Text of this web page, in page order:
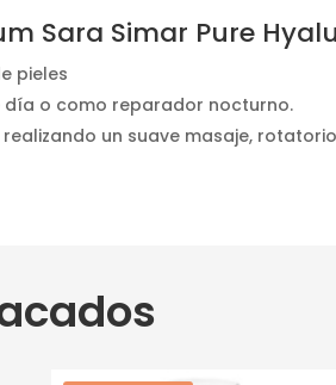
Sara Simar Pure
pieles
día o como reparador nocturno.
un suave masaje,